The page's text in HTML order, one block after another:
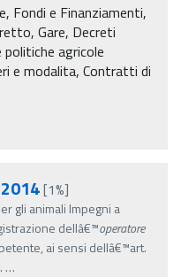
Fondi e Finanziamenti,
Gare, Decreti
agricole
e modalita, Contratti di
[1%]
gli animali Impegni a
dellâ€™operatore
ai sensi dellâ€™art.
…